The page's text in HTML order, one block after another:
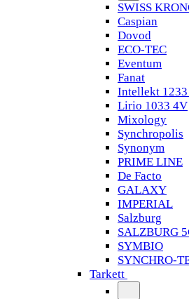
SWISS
Caspian
Dovod
ECO-TEC
Eventum
Fanat
Intellekt
Lirio 1033 4V
Mixology
Synchropolis
Synonym
PRIME LINE
De Facto
GALAXY
IMPERIAL
Salzburg
SALZBURG
SYMBIO
SYNCHRO-
Tarkett